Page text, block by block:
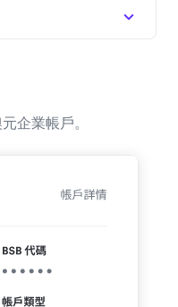
企業帳戶。